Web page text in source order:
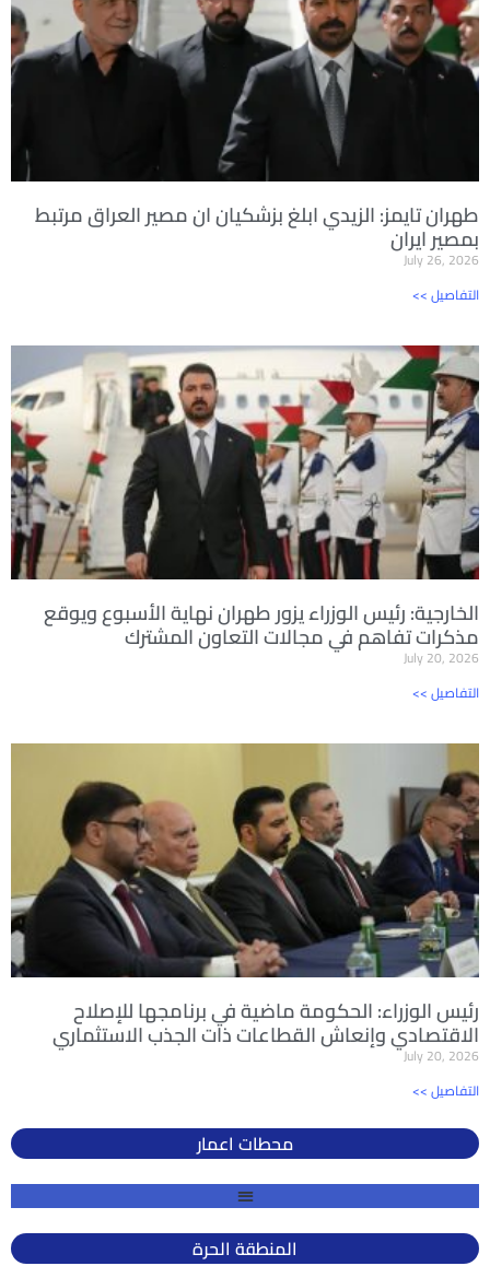
طهران تايمز: الزيدي ابلغ بزشكيان ان مصير العراق مرتبط
بمصير ايران
July 26, 2026
<< التفاصيل
الخارجية: رئيس الوزراء يزور طهران نهاية الأسبوع ويوقع
مذكرات تفاهم في مجالات التعاون المشترك
July 20, 2026
<< التفاصيل
رئيس الوزراء: الحكومة ماضية في برنامجها للإصلاح
الاقتصادي وإنعاش القطاعات ذات الجذب الاستثماري
July 20, 2026
<< التفاصيل
محطات اعمار
المنطقة الحرة